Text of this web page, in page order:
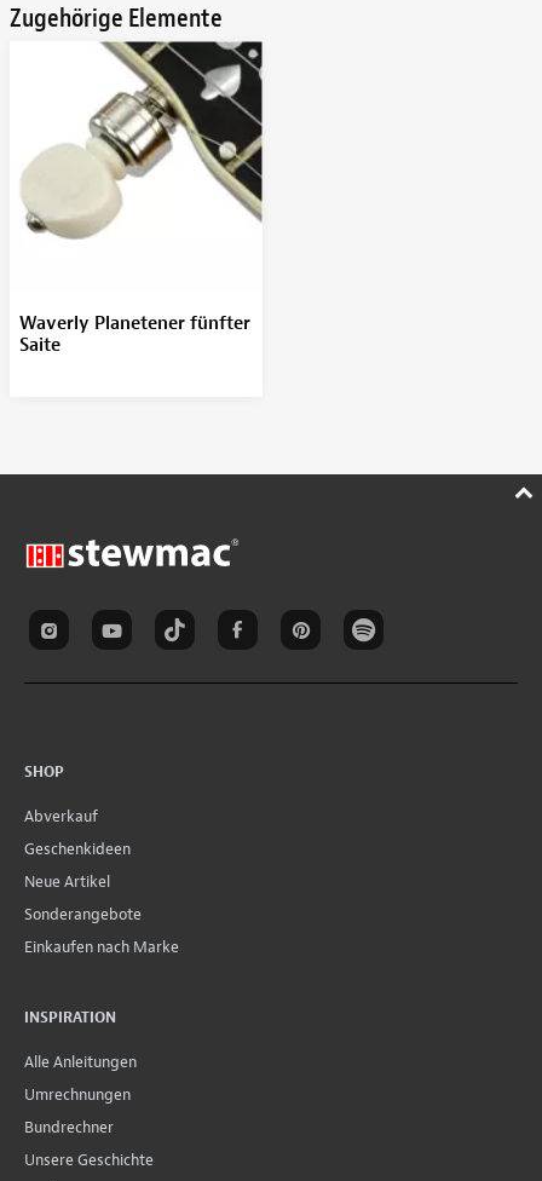
Zugehörige Elemente
Waverly Planetener fünfter
Saite
SHOP
Abverkauf
Geschenkideen
Neue Artikel
Sonderangebote
Einkaufen nach Marke
INSPIRATION
Alle Anleitungen
Umrechnungen
Bundrechner
Unsere Geschichte